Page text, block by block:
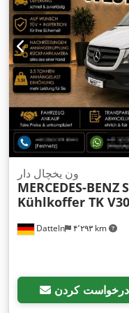
Datteln ۴٬۲۹۳ km
ون یخچال دار
MERCEDES-BENZ
Kühlkoffer TK
درخواست کردن